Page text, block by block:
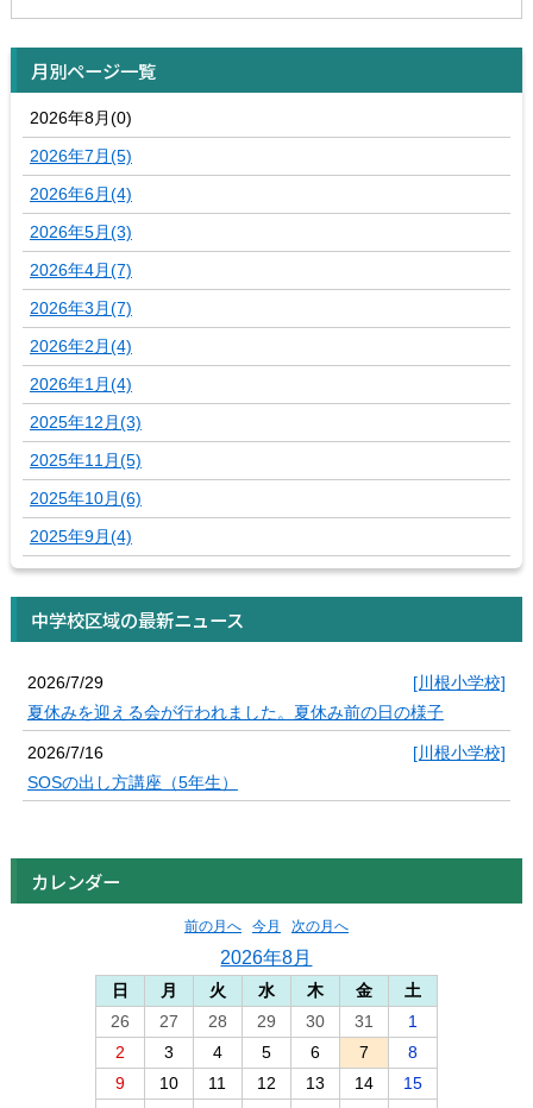
月別ページ一覧
2026年8月(0)
2026年7月(5)
2026年6月(4)
2026年5月(3)
2026年4月(7)
2026年3月(7)
2026年2月(4)
2026年1月(4)
2025年12月(3)
2025年11月(5)
2025年10月(6)
2025年9月(4)
中学校区域の最新ニュース
2026/7/29
[川根小学校]
夏休みを迎える会が行われました。夏休み前の日の様子
2026/7/16
[川根小学校]
SOSの出し方講座（5年生）
カレンダー
前の月へ 今月 次の月へ
2026年8月
日 月 火 水 木 金
土
26
27 28 29 30 31
1
2
3 4 5 6 7
8
9
10 11 12 13 14
15